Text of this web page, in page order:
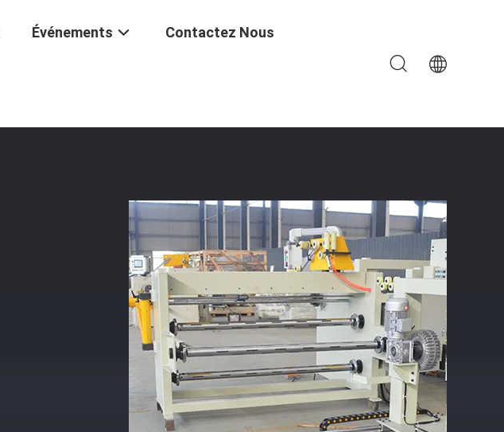
Événements Contactez Nous